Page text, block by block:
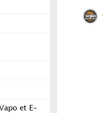
et E-